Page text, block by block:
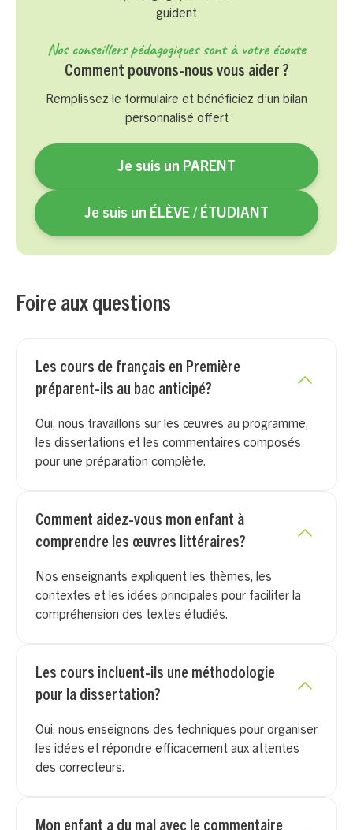
Nos conseillers pédagogiques sont à votre écoute
Comment pouvons-nous vous aider ?
Remplissez le formulaire et bénéficiez d’un bilan
personnalisé offert
Je suis un PARENT
Je suis un ÉLÈVE / ÉTUDIANT
Foire aux questions
Les cours de français en Première
préparent-ils au bac anticipé?
Oui, nous travaillons sur les œuvres au programme,
les dissertations et les commentaires composés
pour une préparation complète.
Comment aidez-vous mon enfant à
comprendre les œuvres littéraires?
Nos enseignants expliquent les thèmes, les
contextes et les idées principales pour faciliter la
compréhension des textes étudiés.
Les cours incluent-ils une méthodologie
pour la dissertation?
Oui, nous enseignons des techniques pour organiser
les idées et répondre efficacement aux attentes
des correcteurs.